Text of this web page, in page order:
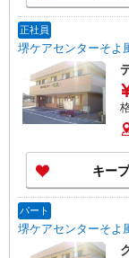
円
正社員
堺ケアセンターそよ
380円/
キー
パート
堺ケアセンターそよ